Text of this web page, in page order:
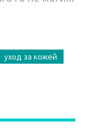
уход за кожей